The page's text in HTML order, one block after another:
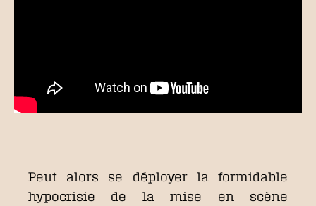
Peut alors se déployer la formidable
hypocrisie de la mise en scène